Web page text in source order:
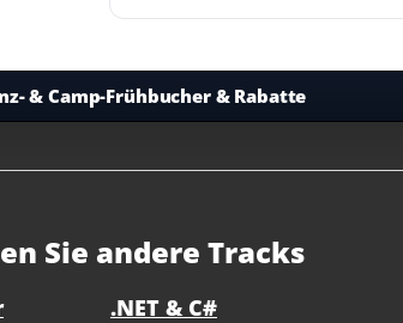
& Camp-Frühbucher & Rabatte
Sie andere Tracks
.NET & C#